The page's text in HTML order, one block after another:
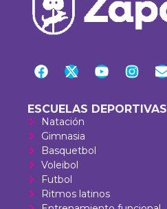
ESCUELAS DEPORTIVAS
Natación
Gimnasia
Basquetbol
Voleibol
Futbol
Ritmos latinos